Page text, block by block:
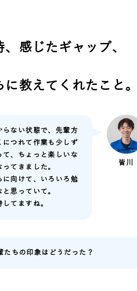
感じたギャップ、
に教えてくれたこと
皆川
らない状態で、先輩方
につれて作業も少しず
、ちょっと楽しいな
てきました。
に向けて、いろいろ勉
思っていて。
てますね。
たちの印象はどうだった？